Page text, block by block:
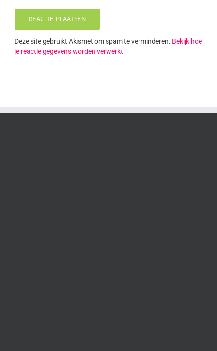
Deze site gebruikt Akismet om spam te verminderen. Bekijk hoe
je reactie gegevens worden verwerkt.